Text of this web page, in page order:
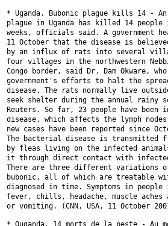
* Uganda. Bubonic plague kills 14 -
plague in Uganda has killed 14
weeks, officials said. A government
11 October that the disease is
by an influx of rats into several
four villages in the northwestern
Congo
border, said Dr. Dam Okware,
government's efforts to halt the
disease. The rats normally live
seek shelter during the annual rainy
Reuters. So far, 23 people have been
disease, which affects the lymph
new cases have been reported since
The bacterial disease is transmitted
by fleas living on the infected
it through direct contact with
There are three different variations
bubonic, all of which are treatable
diagnosed in time. Symptoms in people
fever, chills, headache, muscle aches
or vomiting. (CNN, USA, 11 October
* Ouganda. 14 morts de la peste - Au